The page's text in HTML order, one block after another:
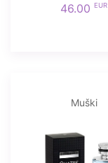
46.00 EUR
Muški